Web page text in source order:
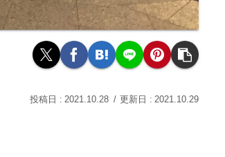
2021.10.28 2021.10.29